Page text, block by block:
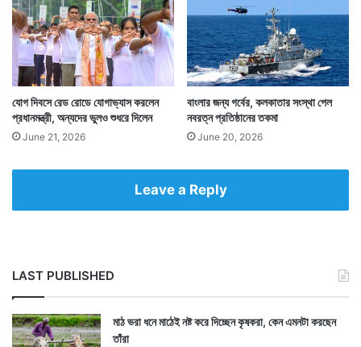
যোগ দিবসে রেড রোডে যোগাভ্যাস করলেন
প্রধানমন্ত্রী, অন্যদের ভুলও শুধরে দিলেন
June 21, 2026
বাংলার জন্য গর্বের, কলকাতার সংস্থা পেল
নবরত্ন প্রতিষ্ঠানের তকমা
June 20, 2026
Leave a Reply
LAST PUBLISHED
মাঠ ভরা ধনে মাঠেই নষ্ট করে দিচ্ছেন কৃষকরা, কেন এমনটা করছেন
তাঁরা